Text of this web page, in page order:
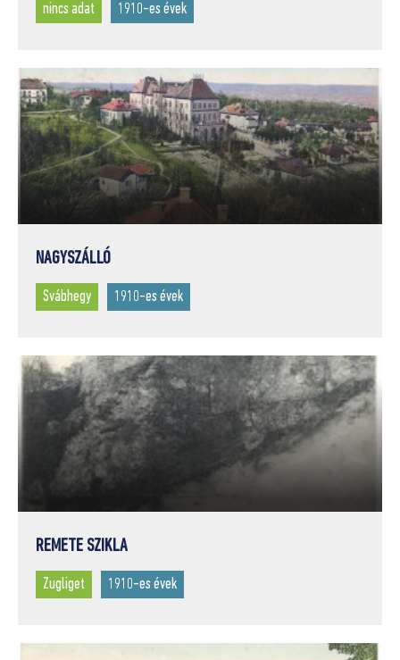
2000-ES ÉVEK (1)
8/26/1923 (1)
NINCS ADAT (37)
XIX. SZÁZAD ELSŐ FELE (21)
XIX. SZÁZAD MÁSODIK
nincs adat 1910-es évek
NAGYSZÁLLÓ
Svábhegy 1910-es évek
REMETE SZIKLA
Zugliget 1910-es évek